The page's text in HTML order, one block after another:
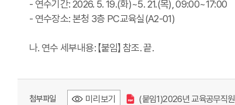
- 연수기간: 2026. 5. 19.(화)~5. 21.(목), 09:00~17:00
- 연수장소: 본청 3층 PC교육실(A2-01)
나. 연수 세부내용: 【붙임】 참조. 끝.
첨부파일 미리보기 (붙임1)2026년 교육공무직